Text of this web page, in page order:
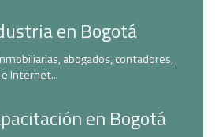
en Bogotá
abogados, contadores,
Internet...
en Bogotá